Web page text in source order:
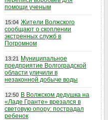
помощи ученым
15:04 Жители Волжского
сообщают о скоплении
экстренных служб в
Погромном
13:21
Муниципальное
предприятие Волгоградской
области уличили в
незаконной добыче воды
12:50 В Волжском дедушка на
«Ладе Гранте» врезался в
световую опору: пострадал
ребенок